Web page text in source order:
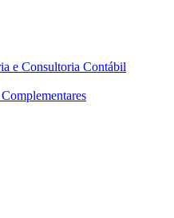
e Consultoria Contábil